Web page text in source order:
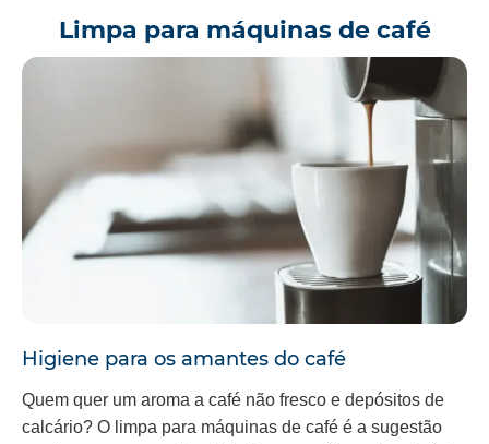
Limpa para máquinas de café
Higiene para os amantes do café
Quem quer um aroma a café não fresco e depósitos de
calcário? O limpa para máquinas de café é a sugestão